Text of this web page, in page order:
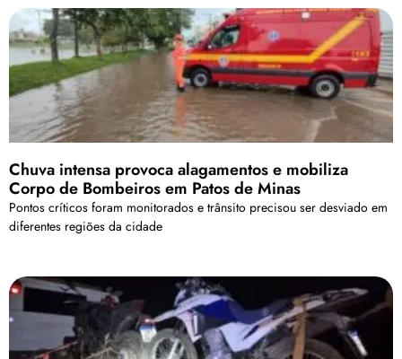
Chuva intensa provoca alagamentos e mobiliza
Corpo de Bombeiros em Patos de Minas
Pontos críticos foram monitorados e trânsito precisou ser desviado em
diferentes regiões da cidade